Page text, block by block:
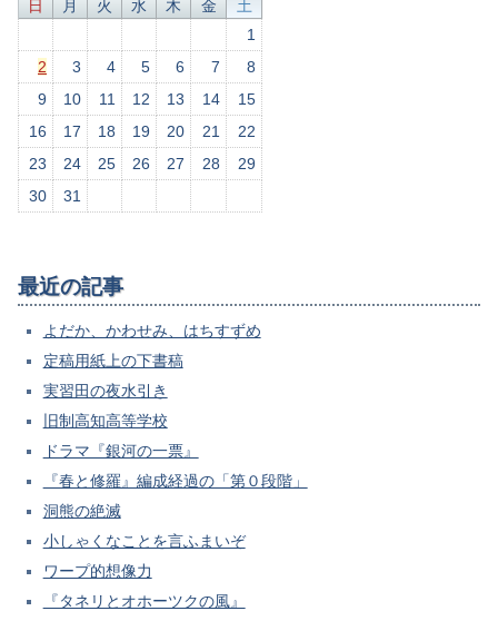
日 月 火 水 木 金
土
1
2
3 4 5 6 7
8
9
10 11 12 13 14
15
16
17 18 19 20 21
22
23
24 25 26 27 28
29
30
31
最近の記事
よだか、かわせみ、はちすずめ
定稿用紙上の下書稿
実習田の夜水引き
旧制高知高等学校
ドラマ『銀河の一票』
『春と修羅』編成経過の「第０段階」
洞熊の絶滅
小しゃくなことを言ふまいぞ
ワープ的想像力
『タネリとオホーツクの風』